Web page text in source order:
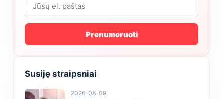
Prenumeruoti
Susiję straipsniai
2026-08-09